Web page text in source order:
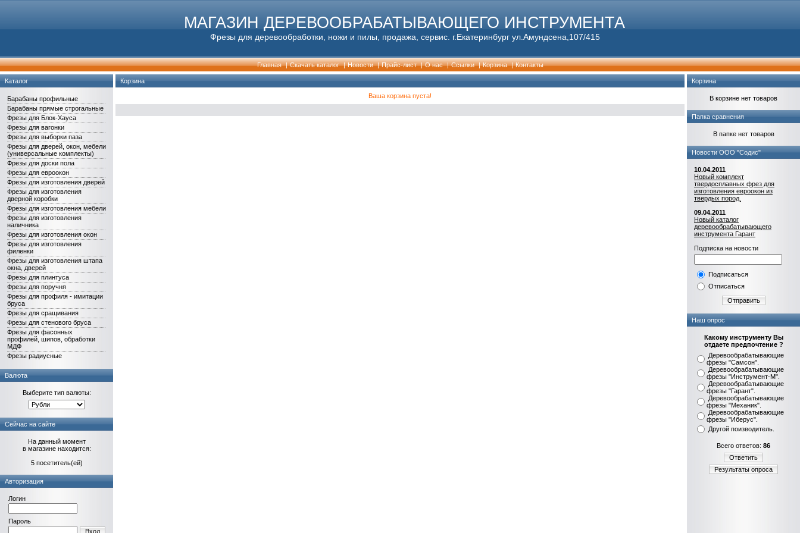
МАГАЗИН ДЕРЕВООБРАБАТЫВАЮЩЕГО ИНСТРУМЕНТА
Фрезы для деревообработки, ножи и пилы, продажа, сервис. г.Екатеринбург ул.Амундсена,107/415
Главная | Скачать каталог | Новости | Прайс-лист | О нас | Cсылки | Корзина | Контакты
Каталог
Барабаны профильные
Барабаны прямые строгальные
Фрезы для Блок-Хауса
Фрезы для вагонки
Фрезы для выборки паза
Фрезы для дверей, окон, мебели
(универсальные комплекты)
Фрезы для доски пола
Фрезы для евроокон
Фрезы для изготовления дверей
Фрезы для изготовления
дверной коробки
Фрезы для изготовления мебели
Фрезы для изготовления
наличника
Фрезы для изготовления окон
Фрезы для изготовления
филенки
Фрезы для изготовления штапа
окна, дверей
Фрезы для плинтуса
Фрезы для поручня
Фрезы для профиля - имитации
бруса
Фрезы для сращивания
Фрезы для стенового бруса
Фрезы для фасонных
профилей, шипов, обработки
МДФ
Фрезы радиусные
Валюта
Выберите тип валюты:
Сейчас на сайте
На данный момент
в магазине находится:
5 посетитель(ей)
Авторизация
Логин
Пароль
Вход
Корзина
Ваша корзина пуста!
Корзина
В корзине нет товаров
Папка сравнения
В папке нет товаров
Новости ООО "Содис"
10.04.2011
Новый комплект
твердосплавных фрез для
изготовления евроокон из
твердых пород.
09.04.2011
Новый каталог
деревообрабатывающего
инструмента Гарант
Подписка на новости
Подписаться
Отписаться
Отправить
Наш опрос
Какому инструменту Вы
отдаете предпочтение ?
Деревообрабатывающие
фрезы "Самсон".
Деревообрабатывающие
фрезы "Инструмент-М".
Деревообрабатывающие
фрезы "Гарант".
Деревообрабатывающие
фрезы "Механик".
Деревообрабатывающие
фрезы "Иберус".
Другой поизводитель.
Всего ответов: 86
Ответить
Результаты опроса